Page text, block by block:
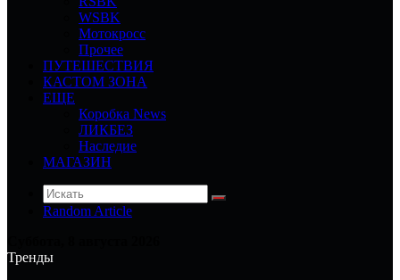
WSBK
Мотокросс
Прочее
ПУТЕШЕСТВИЯ
КАСТОМ ЗОНА
ЕЩЕ
Коробка News
ЛИКБЕЗ
Наследие
МАГАЗИН
Random Article
Тренды